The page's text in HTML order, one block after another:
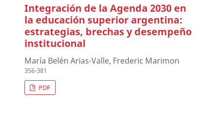
Integración de la Agenda 2030 en
la educación superior argentina:
estrategias, brechas y desempeño
institucional
María Belén Arias-Valle, Frederic Marimon
356-381
PDF